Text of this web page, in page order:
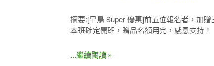
摘要:[早鳥 Super 優惠]前五位報名者，加
本班確定開班，贈品名額用完，感恩支持！
...繼續閱讀 »